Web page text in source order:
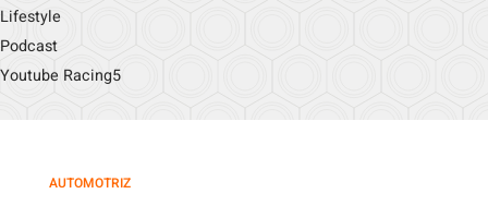
Lifestyle
Podcast
Youtube Racing5
AUTOMOTRIZ